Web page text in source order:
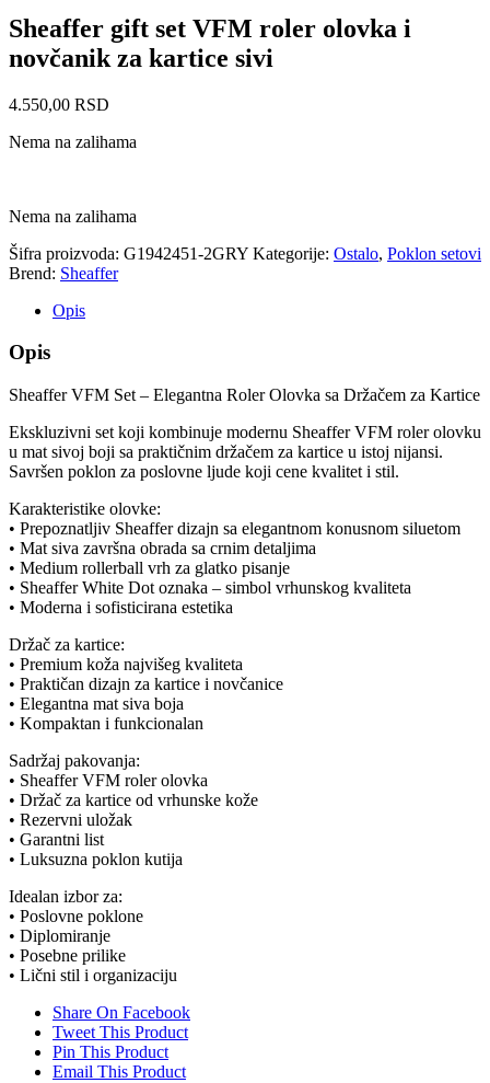
Sheaffer gift set VFM roler olovka i
novčanik za kartice sivi
4.550,00 RSD
Nema na zalihama
Nema na zalihama
Šifra proizvoda: G1942451-2GRY Kategorije: Ostalo, Poklon setovi
Brend: Sheaffer
Opis
Opis
Sheaffer VFM Set – Elegantna Roler Olovka sa Držačem za Kartice
Ekskluzivni set koji kombinuje modernu Sheaffer VFM roler olovku
u mat sivoj boji sa praktičnim držačem za kartice u istoj nijansi.
Savršen poklon za poslovne ljude koji cene kvalitet i stil.
Karakteristike olovke:
• Prepoznatljiv Sheaffer dizajn sa elegantnom konusnom siluetom
• Mat siva završna obrada sa crnim detaljima
• Medium rollerball vrh za glatko pisanje
• Sheaffer White Dot oznaka – simbol vrhunskog kvaliteta
• Moderna i sofisticirana estetika
Držač za kartice:
• Premium koža najvišeg kvaliteta
• Praktičan dizajn za kartice i novčanice
• Elegantna mat siva boja
• Kompaktan i funkcionalan
Sadržaj pakovanja:
• Sheaffer VFM roler olovka
• Držač za kartice od vrhunske kože
• Rezervni uložak
• Garantni list
• Luksuzna poklon kutija
Idealan izbor za:
• Poslovne poklone
• Diplomiranje
• Posebne prilike
• Lični stil i organizaciju
Share On Facebook
Tweet This Product
Pin This Product
Email This Product